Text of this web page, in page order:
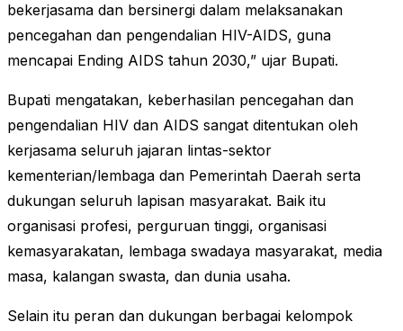
bekerjasama dan bersinergi dalam melaksanakan
pencegahan dan pengendalian HIV-AIDS, guna
mencapai Ending AIDS tahun 2030,” ujar Bupati.
Bupati mengatakan, keberhasilan pencegahan dan
pengendalian HIV dan AIDS sangat ditentukan oleh
kerjasama seluruh jajaran lintas-sektor
kementerian/lembaga dan Pemerintah Daerah serta
dukungan seluruh lapisan masyarakat. Baik itu
organisasi profesi, perguruan tinggi, organisasi
kemasyarakatan, lembaga swadaya masyarakat, media
masa, kalangan swasta, dan dunia usaha.
Selain itu peran dan dukungan berbagai kelompok